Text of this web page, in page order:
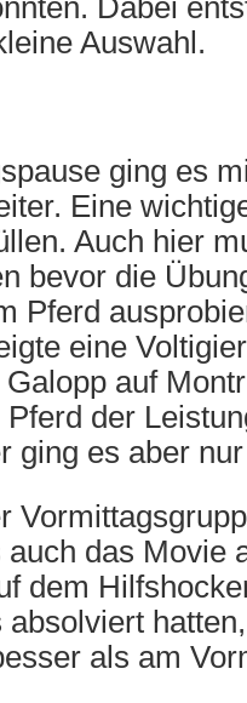
Dabei
Auswahl.
ging es
Eine
Auch hier
bevor die
Pferd
eine
auf
der
ging es aber
das Movie
dem
absolviert
als am